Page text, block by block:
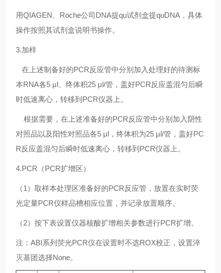
用QIAGEN、Roche公司DNA提qu试剂盒提quDNA，具体
操作按照其试剂盒说明书操作。
3.加样
在上述制备好的PCR反应管中分别加入处理好的待测标
本RNA各5 μl、终体积25 μl/管，盖好PCR反应盖混匀后瞬
时低速离心，转移到PCR仪器上。
根据需要，在上述准备好的PCR反应管中分别加入阴性
对照品以及阳性对照品各5 μl，终体积为25 μl/管，盖好PC
R反应盖混匀后瞬时低速离心，转移到PCR仪器上。
4.PCR（PCR扩增区）
（1）取样本处理区准备好的PCR反应管，放置在实时荧
光定量PCR仪样品槽相应位置，并记录放置顺序。
（2）按下表设置仪器核酸扩增相关参数进行PCR扩增。
注：ABI系列荧光PCR仪在设置时不选ROX校正，设置淬
灭基团选择None。